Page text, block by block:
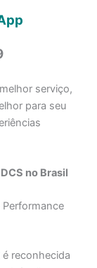
serviço,
para seu
no Brasil
é reconhecida